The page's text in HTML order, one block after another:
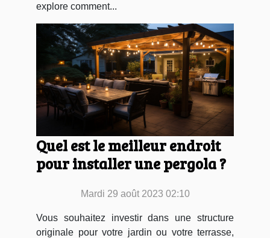
explore comment...
Quel est le meilleur endroit
pour installer une pergola ?
Mardi 29 août 2023 02:10
Vous souhaitez investir dans une structure
originale pour votre jardin ou votre terrasse,